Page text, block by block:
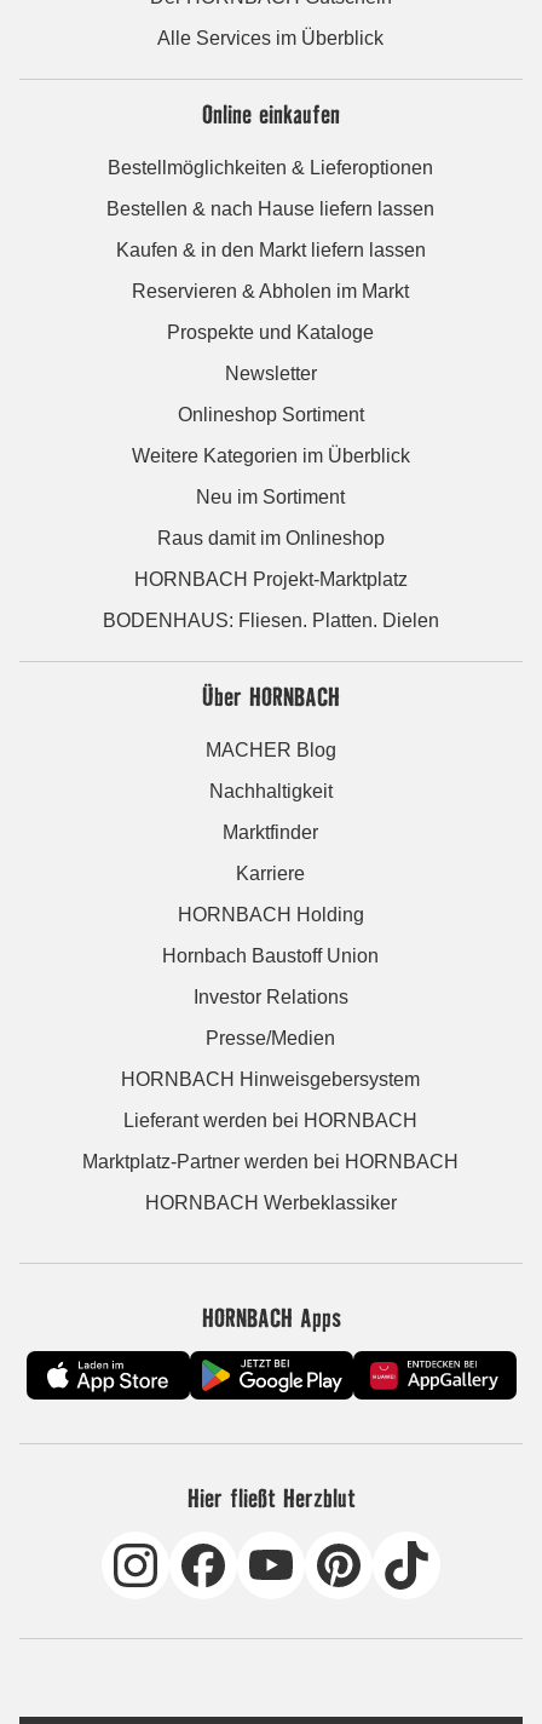
Alle Services im Überblick
Online einkaufen
Bestellmöglichkeiten & Lieferoptionen
Bestellen & nach Hause liefern lassen
Kaufen & in den Markt liefern lassen
Reservieren & Abholen im Markt
Prospekte und Kataloge
Newsletter
Onlineshop Sortiment
Weitere Kategorien im Überblick
Neu im Sortiment
Raus damit im Onlineshop
HORNBACH Projekt-Marktplatz
BODENHAUS: Fliesen. Platten. Dielen
Über HORNBACH
MACHER Blog
Nachhaltigkeit
Marktfinder
Karriere
HORNBACH Holding
Hornbach Baustoff Union
Investor Relations
Presse/Medien
HORNBACH Hinweisgebersystem
Lieferant werden bei HORNBACH
Marktplatz-Partner werden bei HORNBACH
HORNBACH Werbeklassiker
HORNBACH Apps
Hier fließt Herzblut